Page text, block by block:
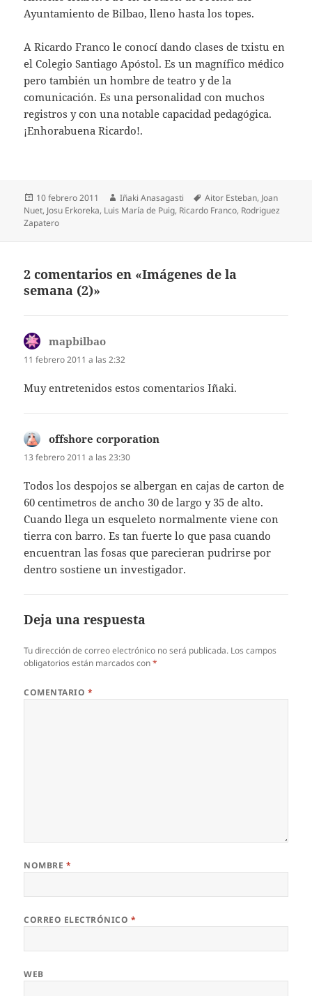
Ayuntamiento de Bilbao, lleno hasta los topes.
A Ricardo Franco le conocí dando clases de txistu en
el Colegio Santiago Apóstol. Es un magnífico médico
pero también un hombre de teatro y de la
comunicación. Es una personalidad con muchos
registros y con una notable capacidad pedagógica.
¡Enhorabuena Ricardo!.
Publicado
el
10 febrero 2011 Autor
Iñaki Anasagasti Etiquetas
Aitor Esteban, Joan
Nuet, Josu Erkoreka, Luis María de Puig, Ricardo Franco, Rodriguez
Zapatero
2 comentarios en «Imágenes de la
semana (2)»
mapbilbao
11 febrero 2011 a las 2:32
Muy entretenidos estos comentarios Iñaki.
offshore corporation
13 febrero 2011 a las 23:30
Todos los despojos se albergan en cajas de carton de
60 centimetros de ancho 30 de largo y 35 de alto.
Cuando llega un esqueleto normalmente viene con
tierra con barro. Es tan fuerte lo que pasa cuando
encuentran las fosas que parecieran pudrirse por
dentro sostiene un investigador.
Deja una respuesta
Tu dirección de correo electrónico no será publicada. Los campos
obligatorios están marcados con*
COMENTARIO *
NOMBRE *
CORREO ELECTRÓNICO *
WEB